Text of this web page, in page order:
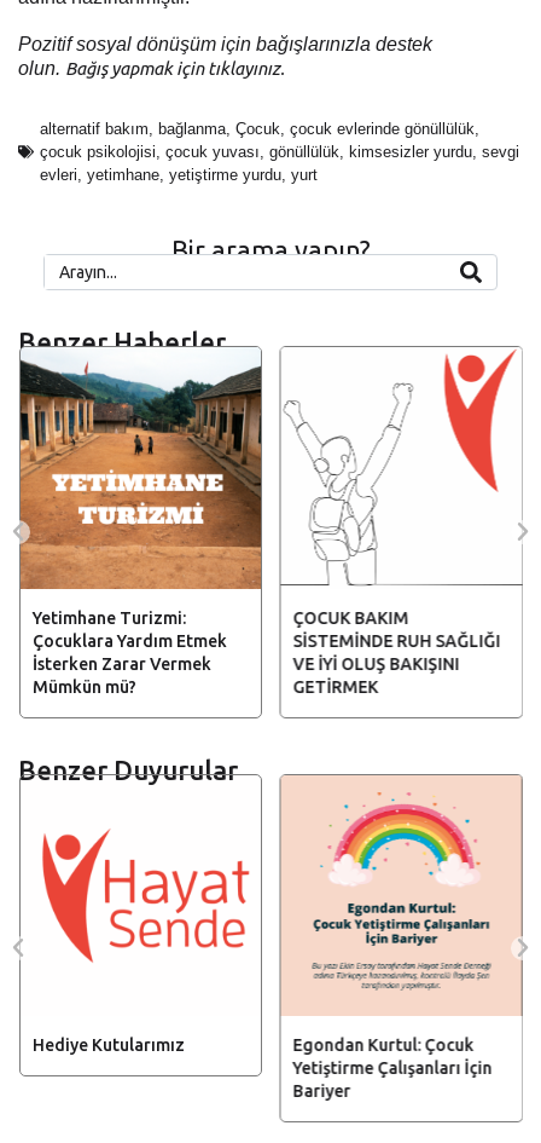
Pozitif sosyal dönüşüm için bağışlarınızla destek
olun. Bağış yapmak için tıklayınız.
alternatif bakım, bağlanma, Çocuk, çocuk evlerinde gönüllülük,
çocuk psikolojisi, çocuk yuvası, gönüllülük, kimsesizler yurdu, sevgi
evleri, yetimhane, yetiştirme yurdu, yurt
Bir arama yapın?
Benzer Haberler
Yetimhane Turizmi:
Çocuklara Yardım Etmek
İsterken Zarar Vermek
Mümkün mü?
ÇOCUK BAKIM
SİSTEMİNDE RUH SAĞLIĞI
VE İYİ OLUŞ BAKIŞINI
GETİRMEK
Benzer Duyurular
Hediye Kutularımız
Egondan Kurtul: Çocuk
Yetiştirme Çalışanları İçin
Bariyer